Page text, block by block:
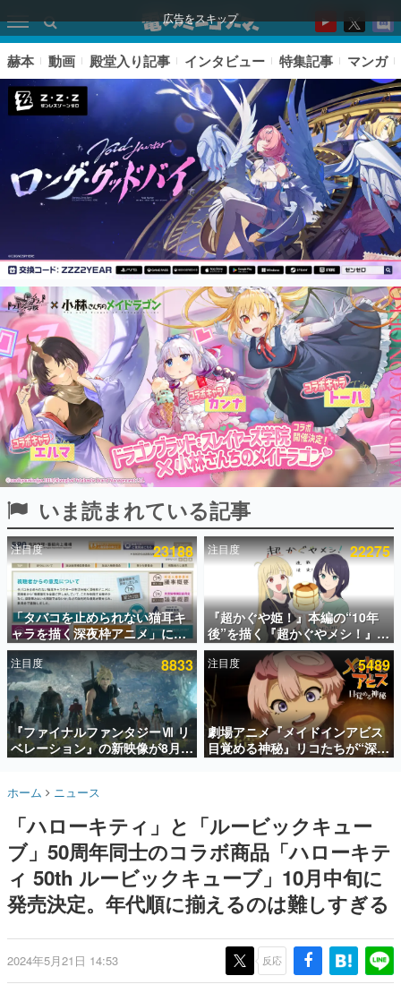
広告をスキップ
ピックアップ
電ファミのいま読まれている記事ランキング
アプリセール情報
インタビュー
連載・特集一覧
殿堂入り記事
SNS拡散数が数千以上！ ページビュー数万以上！ などな
ど。多くの人々に読まれた、電ファミ渾身の“殿堂入り”記
事をまとめました。
ゲームの企画書
名作ゲームクリエイターの方々に製作時のエピソードをお
聞きし、ヒットする企画（ゲーム）とは何か？を探ってい
きます。
赫本
この物語を解いてはいけない。『赫本』は、〈試験問題〉
の形をした短編ホラー小説集です。
新世代に訊く
これからのデジタルゲーム市場を担う若きクリエイター達
の姿を追い、彼らのルーツと情熱を探っていきます。
ゲームに多大な影響を受けた作家さんに取材し、ゲームが
日本のコンテンツ産業やカルチャーに与えた影響を探る企
画です。
日本モバイルゲーム産業史
日本のモバイルゲーム史における主要なトピック・タイト
ルを網羅するほか、開発者へのインタビューや識者による
解説を掲載。約20年の歴史が一望できる決定版！
『うつヌケ』『ペンと箸』等で知られるマンガ家・田中圭
一先生によるゲーム業界レポートマンガです。
赫本 動画 殿堂入り記事 インタビュー 特集記事 マンガ
いま読まれている記事
注目度 23188
「タバコを止められない猫耳キ
ャラを描く深夜枠アニメ」に視
聴者の一部から批判意見。違法
薬物の使用と思しき描写も含め
て、BPOが議論を交わす
注目度 22275
『超かぐや姫！』本編の“10年
後”を描く『超かぐやメシ！』
Web連載決定。新たなWebマン
ガレーベル「ビビビコミック」
にて特別話が掲載スタート、あ
のお話には…まだ続きがある！
注目度 8833
『ファイナルファンタジーⅦ リ
ベレーション』の新映像が8月
26日早朝に公開へ。『FF7』リ
「gamescom」のオープニング
の浜口直樹氏が登壇する予定
注目度 5489
劇場アニメ『メイドインアビス
目覚める神秘』リコたちが“深界
七層”へ進む予告映像が公開。新
ホーム ニュース
「ハローキティ」と「ルービックキュー
ブ」50周年同士のコラボ商品「ハローキテ
ィ 50th ルービックキューブ」10月中旬に
発売決定。年代順に揃えるのは難しすぎる
2024年5月21日 14:53 反応